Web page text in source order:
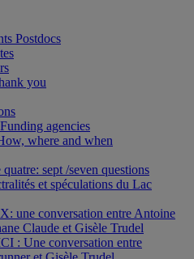
Postdocs
you
agencies
where and when
sept /seven questions
et spéculations du Lac
une conversation entre Antoine
Claude et Gisèle Trudel
: Une conversation entre